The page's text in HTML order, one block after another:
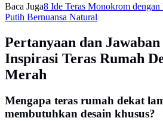
Baca Juga8 Ide Teras Monokrom
Putih Bernuansa Natural
Pertanyaan dan
Inspirasi Teras Rumah
Merah
Mengapa teras rumah dekat
membutuhkan desain khusus?